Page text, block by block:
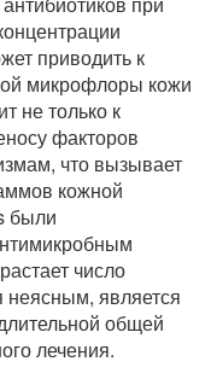
приводить к
микрофлоры кожи
не только к
факторов
что вызывает
кожной
были
число
неясным, является
общей
лечения.